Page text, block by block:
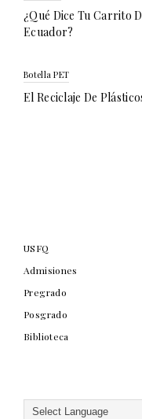
¿Qué Dice Tu Carrito
Ecuador?
Botella PET
El Reciclaje De
USFQ
Admisiones
Pregrado
Posgrado
Biblioteca